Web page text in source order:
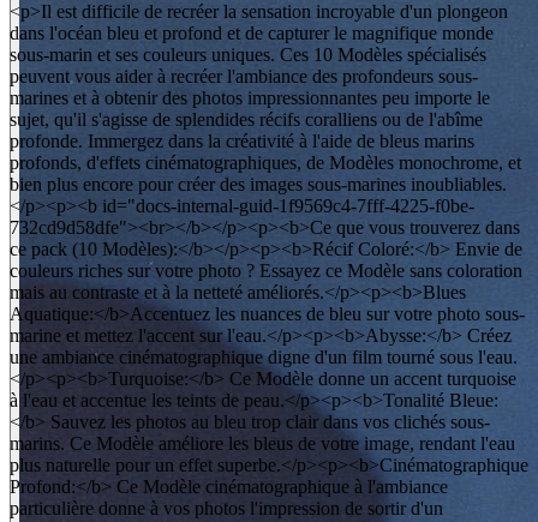
<p>Il est difficile de recréer la sensation incroyable d'un plongeon
dans l'océan bleu et profond et de capturer le magnifique monde
sous-marin et ses couleurs uniques. Ces 10 Modèles spécialisés
peuvent vous aider à recréer l'ambiance des profondeurs sous-
marines et à obtenir des photos impressionnantes peu importe le
sujet, qu'il s'agisse de splendides récifs coralliens ou de l'abîme
profonde. Immergez dans la créativité à l'aide de bleus marins
profonds, d'effets cinématographiques, de Modèles monochrome, et
bien plus encore pour créer des images sous-marines inoubliables.
</p><p><b id="docs-internal-guid-1f9569c4-7fff-4225-f0be-
732cd9d58dfe"><br></b></p><p><b>Ce que vous trouverez dans
ce pack (10 Modèles):</b></p><p><b>Récif Coloré:</b> Envie de
couleurs riches sur votre photo ? Essayez ce Modèle sans coloration
mais au contraste et à la netteté améliorés.</p><p><b>Blues
Aquatique:</b>Accentuez les nuances de bleu sur votre photo sous-
marine et mettez l'accent sur l'eau.</p><p><b>Abysse:</b> Créez
une ambiance cinématographique digne d'un film tourné sous l'eau.
</p><p><b>Turquoise:</b> Ce Modèle donne un accent turquoise
à l'eau et accentue les teints de peau.</p><p><b>Tonalité Bleue:
</b> Sauvez les photos au bleu trop clair dans vos clichés sous-
marins. Ce Modèle améliore les bleus de votre image, rendant l'eau
plus naturelle pour un effet superbe.</p><p><b>Cinématographique
Profond:</b> Ce Modèle cinématographique à l'ambiance
particulière donne à vos photos l'impression de sortir d'un